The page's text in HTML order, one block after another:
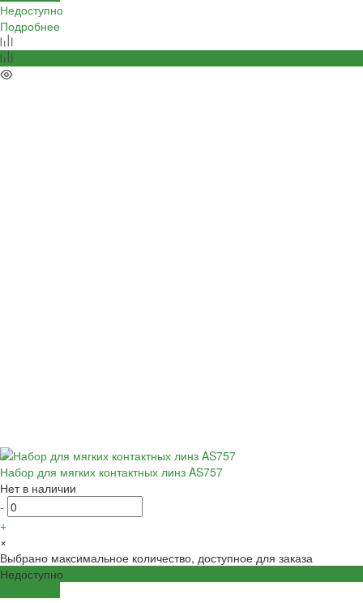
Недоступно
Подробнее
Набор для мягких контактных линз AS757
Нет в наличии
-
+
×
Выбрано максимальное количество, доступное для заказа
Недоступно